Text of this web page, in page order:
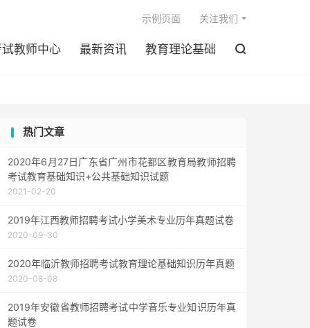
教师中心 最新资讯 教育理论基础 
示例页面 关注我们
热门文章
2020年6月27日广东省广州市花都区教育局教师招聘
考试教育基础知识+公共基础知识试题
2021-02-20
2019年江西教师招聘考试小学美术专业历年真题试卷
2020-09-30
2020年临沂教师招聘考试教育理论基础知识历年真题
2020-08-08
2019年安徽省教师招聘考试中学音乐专业知识历年真
题试卷